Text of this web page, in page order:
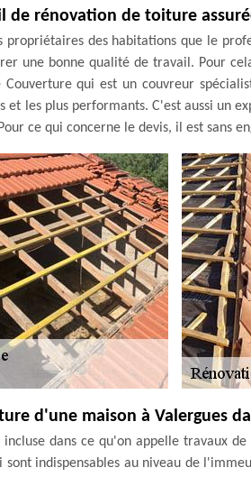
de rénovation de toiture
propriétaires des habitations que le
une bonne qualité de travail. Pour
qui est un couvreur
et les plus performants. C'est aussi un
ce qui concerne le devis, il est sans
d'une maison à Valergues
dans ce qu'on appelle travaux
sont indispensables au niveau de